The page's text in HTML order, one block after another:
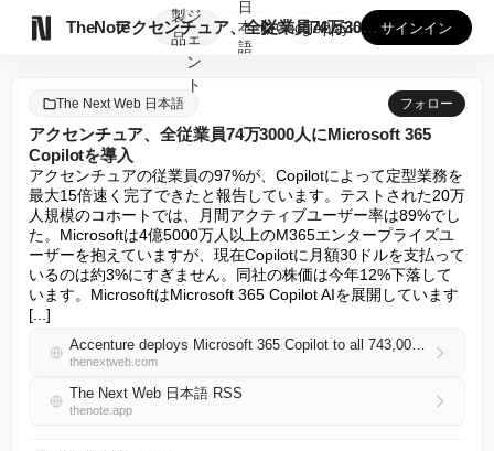
TheNote
製
品
ジ
ェ
ン
ト
アクセンチュア、全従業員74万3000人にMicrosoft...
日
本
語
GooglePlay
AppStore サインイン
The Next Web 日本語 フォロー
アクセンチュア、全従業員74万3000人にMicrosoft 365
Copilotを導入
アクセンチュアの従業員の97%が、Copilotによって定型業務を
最大15倍速く完了できたと報告しています。テストされた20万
人規模のコホートでは、月間アクティブユーザー率は89%でし
た。Microsoftは4億5000万人以上のM365エンタープライズユ
ーザーを抱えていますが、現在Copilotに月額30ドルを支払って
いるのは約3%にすぎません。同社の株価は今年12%下落して
います。MicrosoftはMicrosoft 365 Copilot AIを展開しています
[...]
Accenture deploys Microsoft 365 Copilot to all 743,000 employees
thenextweb.com
The Next Web 日本語 RSS
thenote.app